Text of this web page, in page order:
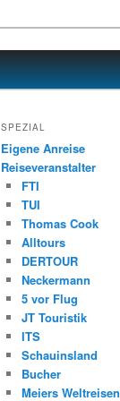
SPEZIAL
Eigene Anreise
Reiseveranstalter
FTI
TUI
Thomas Cook
Alltours
DERTOUR
Neckermann
5 vor Flug
JT Touristik
ITS
Schauinsland
Bucher
Meiers Weltreisen